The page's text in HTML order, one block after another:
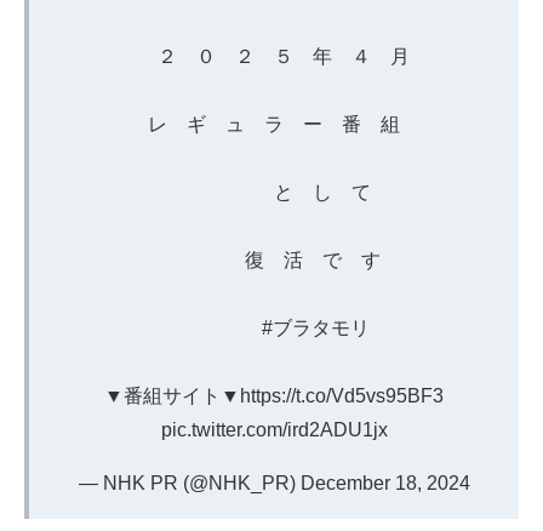
２ ０ ２ ５ 年 ４ 月
レ ギ ュ ラ ー 番 組
と し て
復 活 で す
#ブラタモリ
▼番組サイト▼ https://t.co/Vd5vs95BF3
pic.twitter.com/ird2ADU1jx
— NHK PR (@NHK_PR) December 18, 2024